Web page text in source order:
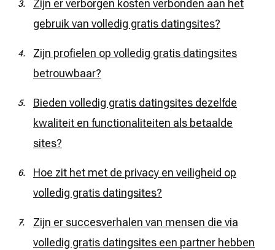
Zijn er verborgen kosten verbonden aan het
gebruik van volledig gratis datingsites?
Zijn profielen op volledig gratis datingsites
betrouwbaar?
Bieden volledig gratis datingsites dezelfde
kwaliteit en functionaliteiten als betaalde
sites?
Hoe zit het met de privacy en veiligheid op
volledig gratis datingsites?
Zijn er succesverhalen van mensen die via
volledig gratis datingsites een partner hebben